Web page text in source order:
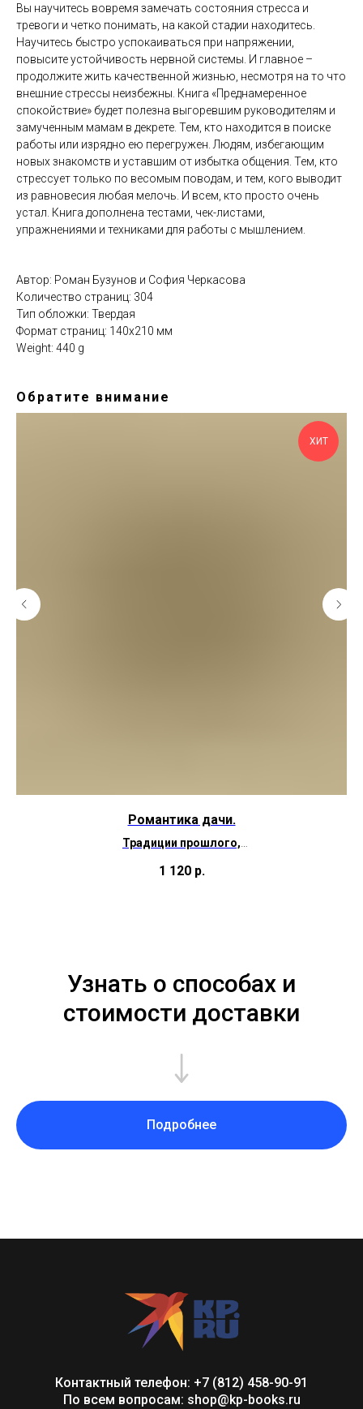
Вы научитесь вовремя замечать состояния стресса и
тревоги и четко понимать, на какой стадии находитесь.
Научитесь быстро успокаиваться при напряжении,
повысите устойчивость нервной системы. И главное –
продолжите жить качественной жизнью, несмотря на то что
внешние стрессы неизбежны. Книга «Преднамеренное
спокойствие» будет полезна выгоревшим руководителям и
замученным мамам в декрете. Тем, кто находится в поиске
работы или изрядно ею перегружен. Людям, избегающим
новых знакомств и уставшим от избытка общения. Тем, кто
стрессует только по весомым поводам, и тем, кого выводит
из равновесия любая мелочь. И всем, кто просто очень
устал. Книга дополнена тестами, чек-листами,
упражнениями и техниками для работы с мышлением.
Автор: Роман Бузунов и София Черкасова
Количество страниц: 304
Тип обложки: Твердая
Формат страниц: 140х210 мм
Weight: 440 g
Обратите внимание
ХИТ
Романтика дачи.
Традиции прошлого,
настоящего.
1 120 р.
Узнать о способах и
стоимости доставки
Подробнее
Контактный телефон: +7 (812) 458-90-91
По всем вопросам: shop@kp-books.ru